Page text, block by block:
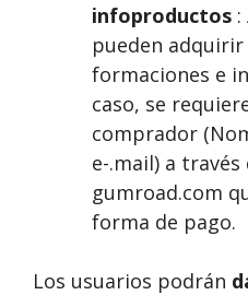
infoproductos
pueden
formaciones e
caso, se
comprador
e-.mail) a
gumroad.com
forma de pago.
Los usuarios podrán